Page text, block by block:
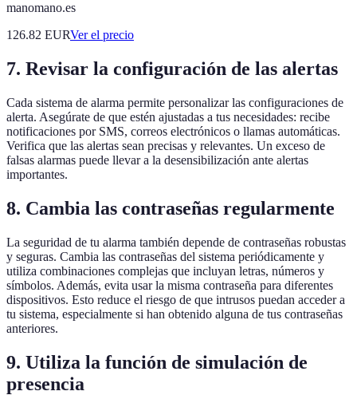
manomano.es
126.82 EURVer el precio
7. Revisar la configuración de las alertas
Cada sistema de alarma permite personalizar las configuraciones de
alerta. Asegúrate de que estén ajustadas a tus necesidades: recibe
notificaciones por SMS, correos electrónicos o llamas automáticas.
Verifica que las alertas sean precisas y relevantes. Un exceso de
falsas alarmas puede llevar a la desensibilización ante alertas
importantes.
8. Cambia las contraseñas regularmente
La seguridad de tu alarma también depende de contraseñas robustas
y seguras. Cambia las contraseñas del sistema periódicamente y
utiliza combinaciones complejas que incluyan letras, números y
símbolos. Además, evita usar la misma contraseña para diferentes
dispositivos. Esto reduce el riesgo de que intrusos puedan acceder a
tu sistema, especialmente si han obtenido alguna de tus contraseñas
anteriores.
9. Utiliza la función de simulación de
presencia